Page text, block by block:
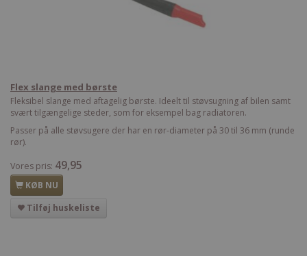
Flex slange med børste
Fleksibel slange med aftagelig børste. Ideelt til støvsugning af bilen samt
svært tilgængelige steder, som for eksempel bag radiatoren.
Passer på alle støvsugere der har en rør-diameter på 30 til 36 mm (runde
rør).
Vores pris: 49,95
KØB NU
Tilføj huskeliste